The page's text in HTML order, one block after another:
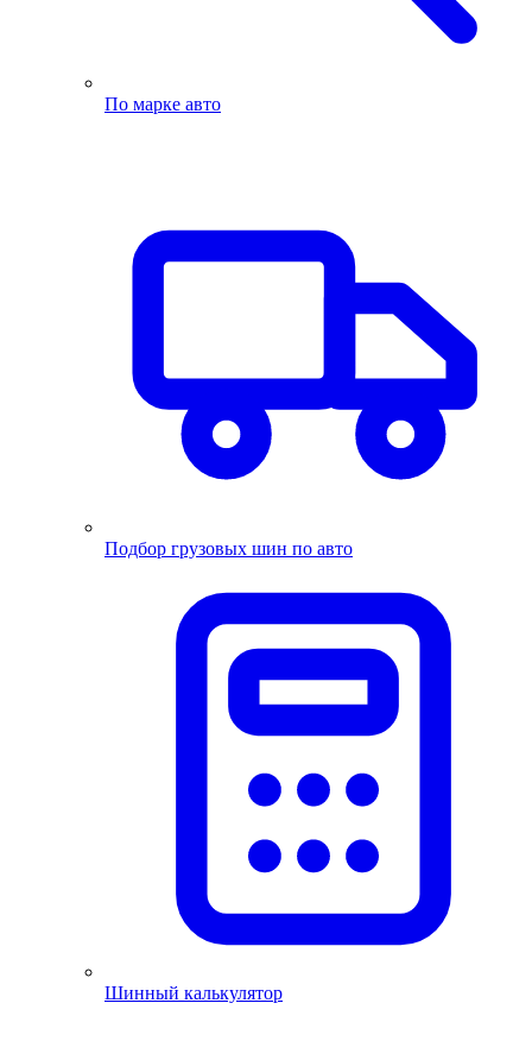
По марке авто
Подбор грузовых шин по авто
Шинный калькулятор